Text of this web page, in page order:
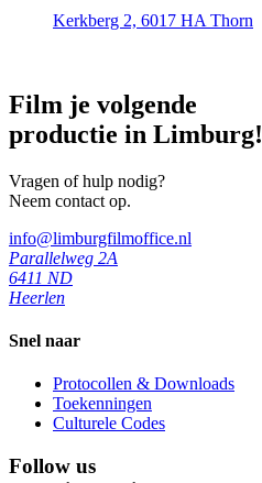
Kerkberg 2, 6017 HA Thorn
Film je volgende
productie in Limburg!
Vragen of hulp nodig?
Neem contact op.
info@limburgfilmoffice.nl
Parallelweg 2A
6411 ND
Heerlen
Snel naar
Protocollen & Downloads
Toekenningen
Culturele Codes
Follow us